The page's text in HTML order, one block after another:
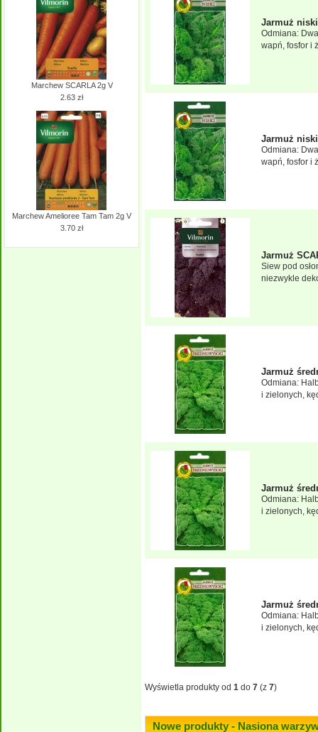
Marchew SCARLA 2g V
2.63 zł
Marchew Amelioree Tam Tam 2g V
3.70 zł
Jarmuż niski
Odmiana:
wapń, fosfor i
Jarmuż niski
Odmiana:
wapń, fosfor i
Jarmuż
Siew pod
niezwykle
Jarmuż
Odmiana:
i zielonych,
Jarmuż
Odmiana:
i zielonych,
Jarmuż
Odmiana:
i zielonych,
Wyświetla produkty od 1 do 7 (z 7)
Nowe produkty - Nasiona